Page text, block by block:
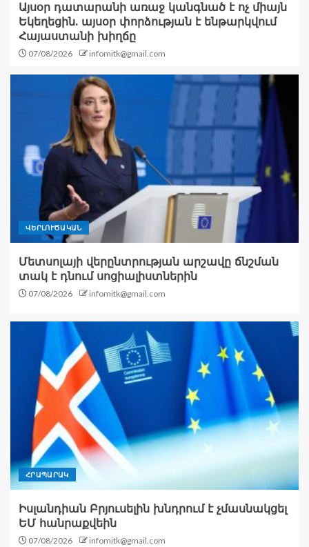
Այսօր դատարանի առաջ կանգնած է ոչ միայն
Եկեղեցին. այսօր փորձության է ենթարկվում
Հայաստանի խիղճը
07/08/2026 infomitk@gmail.com
ՎԵՐԼՈՒԾԱԿԱՆ
Մետսոլայի վերընտրության արշավը ճնշման
տակ է դնում սոցիալիստներին
07/08/2026 infomitk@gmail.com
ՀՐԱՊԱՐԱԿ
Իսլանդիան Բրյուսելին խնդրում է չմասնակցել
ԵՄ հանրաքվեին
07/08/2026 infomitk@gmail.com